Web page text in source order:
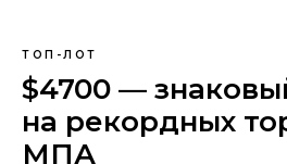
ТОП-ЛОТ
$4700 —
на рекордных
МПА